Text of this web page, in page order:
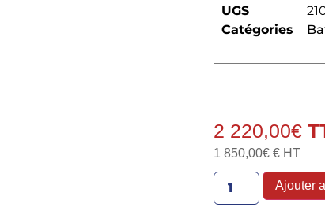
UGS
Catégories
2 220,00€
1 850,00€€ HT
Ajouter